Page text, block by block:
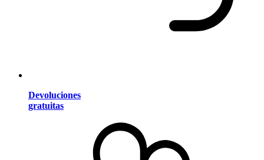
Devoluciones
gratuitas